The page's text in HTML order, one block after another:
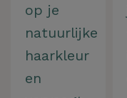
op je
natuurlijke
haarkleur
en